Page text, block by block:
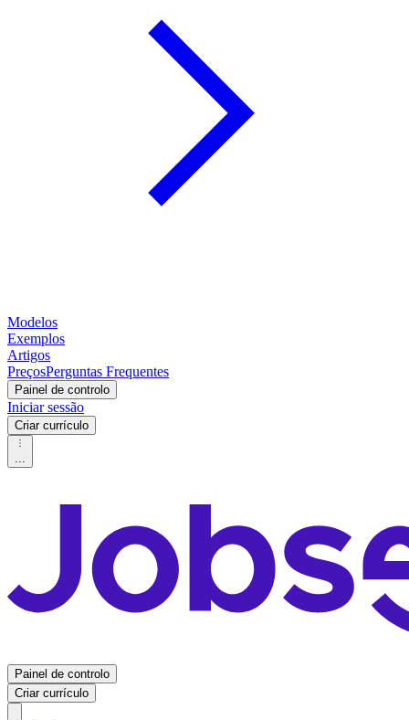
Modelos
Exemplos
Artigos
PreçosPerguntas Frequentes
Painel de controlo
Iniciar sessão
Criar currículo
...
Painel de controlo
Criar currículo